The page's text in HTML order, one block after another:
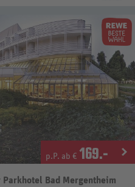
p.P. ab € 169.-
Parkhotel Bad Mergentheim